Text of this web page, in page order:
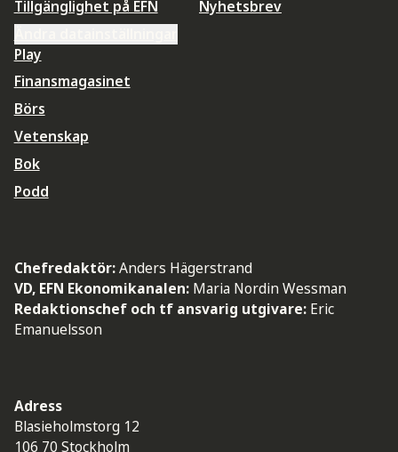
Tillgänglighet på EFN
Nyhetsbrev
Play
Finansmagasinet
Börs
Vetenskap
Bok
Podd
Chefredaktör:Anders Hägerstrand
VD, EFN Ekonomikanalen: Maria Nordin Wessman
Redaktionschef och tf ansvarig utgivare: Eric
Emanuelsson
Adress
Blasieholmstorg 12
106 70 Stockholm